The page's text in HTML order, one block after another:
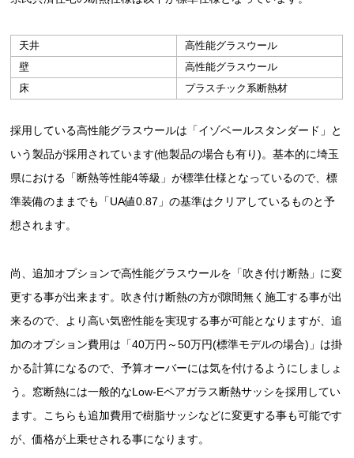
天井
高性能グラスウール
壁
高性能グラスウール
床
プラスチック系断熱材
採用している高性能グラスウールは「イゾベールスタンダード」と
いう製品が採用されています(他製品の場合も有り)。基本的に埼玉
県における「断熱等性能4等級」が標準仕様となっているので、標
準装備のままでも「UA値0.87」の基準はクリアしているものと予
想されます。
尚、追加オプションで高性能グラスウールを「吹き付け断熱」に変
更する事が出来ます。吹き付け断熱の方が隙間無く施工する事が出
来るので、より高い気密性能を実現する事が可能となりますが、追
加のオプション費用は「40万円～50万円(標準モデルの場合)」は掛
かる計算になるので、予算オーバーには気を付けるようにしましょ
う。窓断熱には一般的なLow-Eペアガラス断熱サッシを採用してい
ます。こちらも追加費用で樹脂サッシなどに変更する事も可能です
が、価格が上乗せされる事になります。